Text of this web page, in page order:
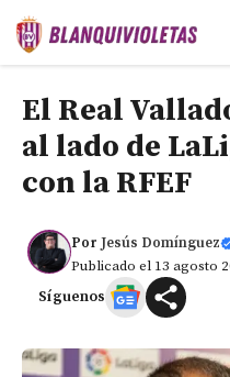
Saltar
El Real
al lado de
con la RFEF
Por Jesús Domínguez
Publicado el 13 agosto
Síguenos